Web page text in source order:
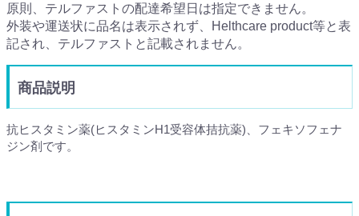
原則、テルファストの配達希望日は指定できません。
外装や運送状に品名は表示されず、Helthcare product等と表
記され、テルファストと記載されません。
商品説明
抗ヒスタミン薬(ヒスタミンH1受容体拮抗薬)、フェキソフェナ
ジン剤です。